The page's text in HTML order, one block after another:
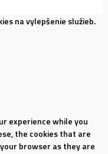
na vylepšenie služieb.
experience while you
the cookies that are
browser as they are